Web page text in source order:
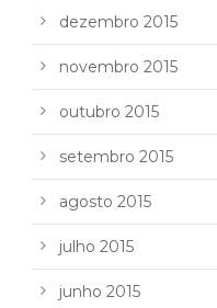
dezembro 2015
novembro 2015
outubro 2015
setembro 2015
agosto 2015
julho 2015
junho 2015